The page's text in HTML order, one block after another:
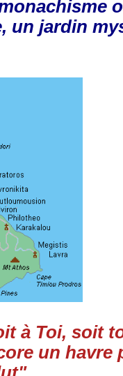
un jardin
à Toi, soit
un havre